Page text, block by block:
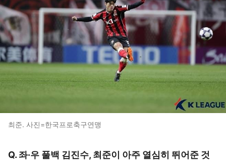
최준. 사진=한국프로축구연맹
Q. 좌·우 풀백 김진수, 최준이 아주 열심히 뛰어준 것